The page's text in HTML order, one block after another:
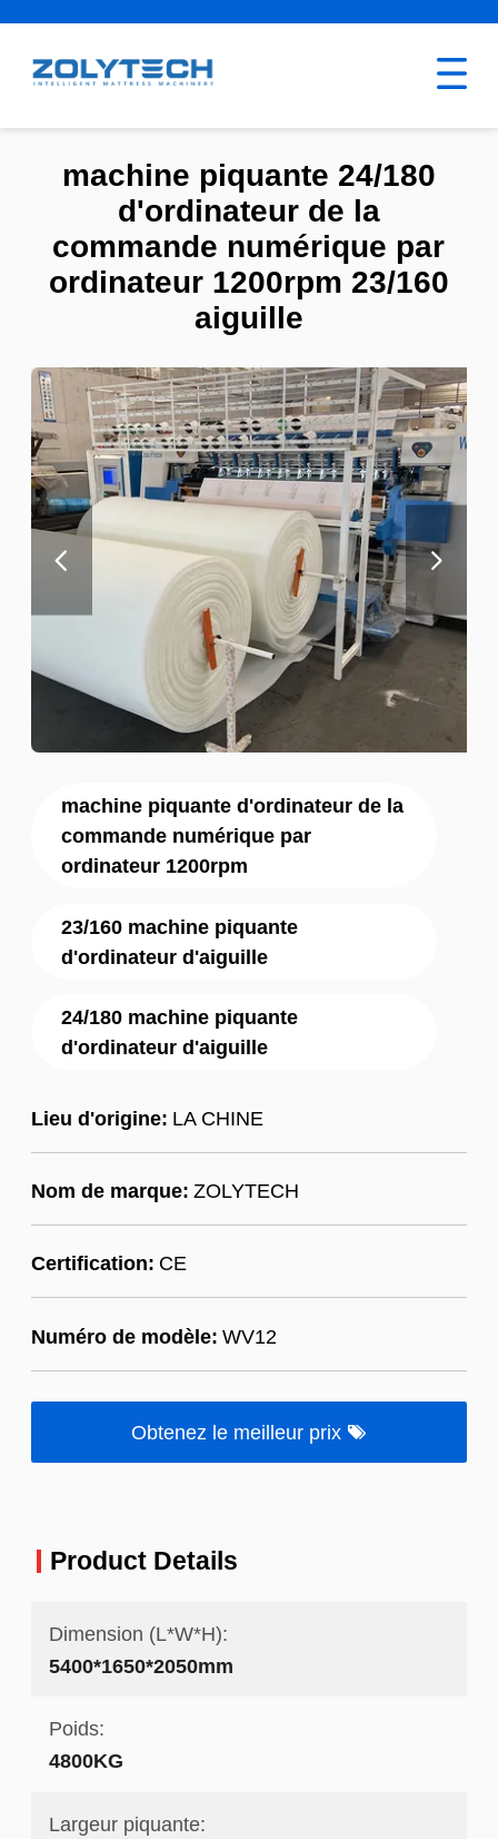
machine piquante d'ordinateur de la
commande numérique par
ordinateur 1200rpm
23/160 machine piquante
d'ordinateur d'aiguille
24/180 machine piquante
d'ordinateur d'aiguille
Lieu d'origine: LA CHINE
Nom de marque: ZOLYTECH
Certification: CE
Numéro de modèle: WV12
Obtenez le meilleur prix
machine piquante 24/180
d'ordinateur de la
commande numérique par
ordinateur 1200rpm 23/160
aiguille
Product Details
Dimension (L*W*H):
5400*1650*2050mm
Poids:
4800KG
Largeur piquante: